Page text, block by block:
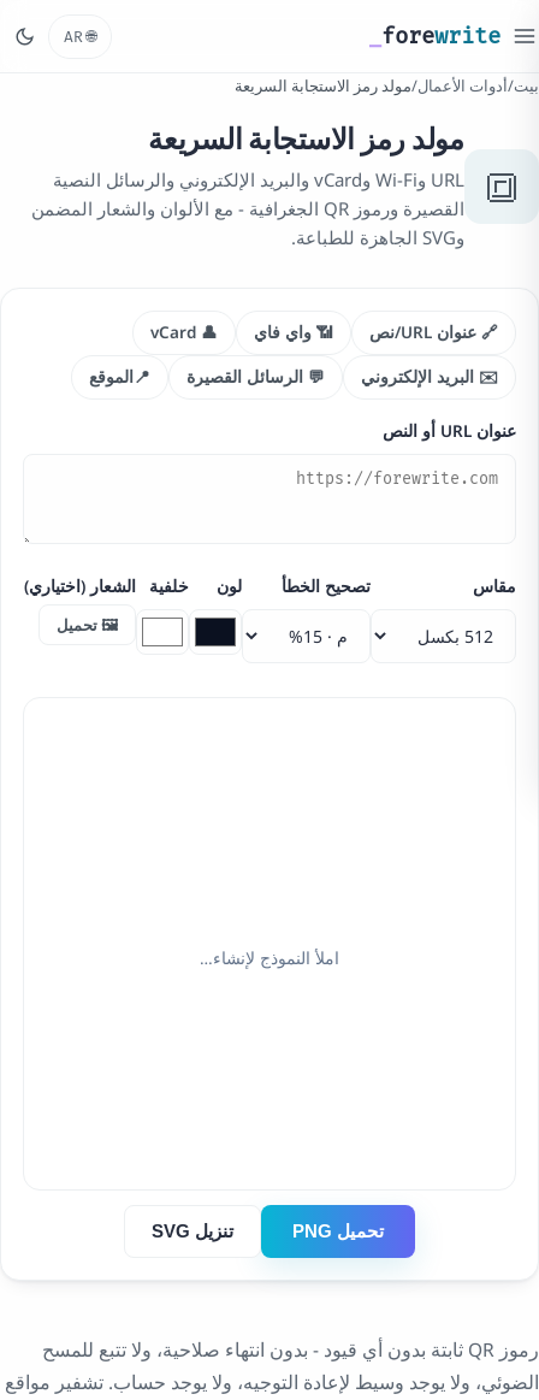
forewrite
🌐
AR
بيت/أدوات الأعمال/مولد رمز الاستجابة السريعة
🔳
مولد رمز الاستجابة السريعة
URL وWi-Fi وvCard والبريد الإلكتروني والرسائل النصية
القصيرة ورموز QR الجغرافية - مع الألوان والشعار المضمن
وSVG الجاهزة للطباعة.
🔗 عنوان URL/نص 📶 واي فاي 👤 vCard
✉️ البريد الإلكتروني 💬 الرسائل القصيرة 📍الموقع
عنوان URL أو النص
مقاس تصحيح الخطأ لون خلفية
الشعار (اختياري)
🖼️ تحميل
املأ النموذج لإنشاء…
تحميل PNG تنزيل SVG
رموز QR ثابتة بدون أي قيود - بدون انتهاء صلاحية، ولا تتبع للمسح
الضوئي، ولا يوجد وسيط لإعادة التوجيه، ولا يوجد حساب. تشفير مواقع